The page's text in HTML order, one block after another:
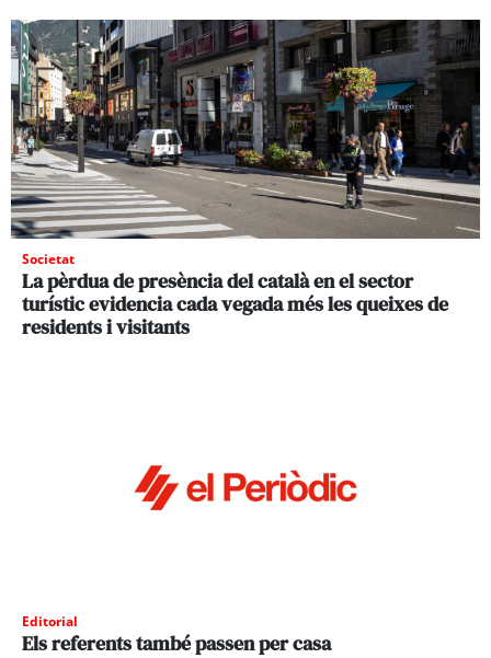
Societat
La pèrdua de presència del català en el sector
turístic evidencia cada vegada més les queixes de
residents i visitants
Editorial
Els referents també passen per casa